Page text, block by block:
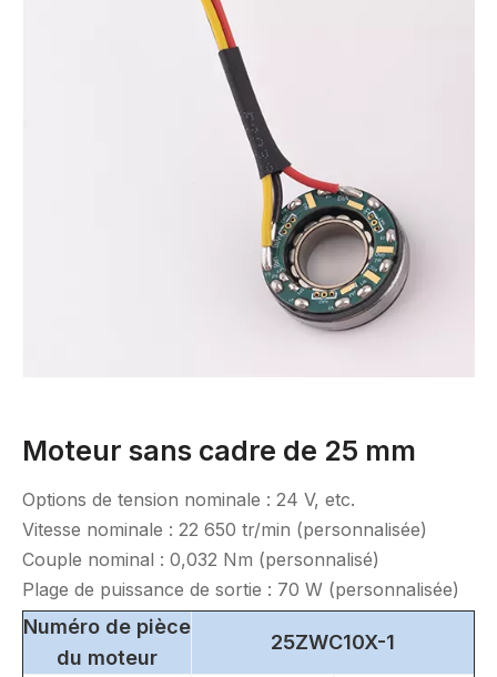
Moteur sans cadre de 25 mm
Options de tension nominale : 24 V, etc.
Vitesse nominale : 22 650 tr/min (personnalisée)
Couple nominal : 0,032 Nm (personnalisé)
Plage de puissance de sortie : 70 W (personnalisée)
Numéro de pièce
du moteur
25ZWC10X-1